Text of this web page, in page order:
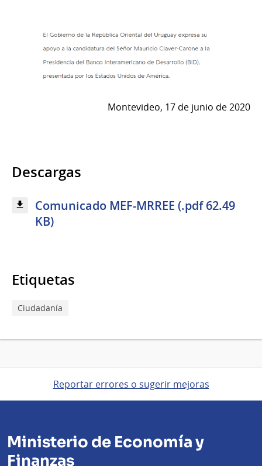
Montevideo, 17 de junio de 2020
Descargas
Comunicado MEF-MRREE (.pdf 62.49
KB)
Etiquetas
Ciudadanía
Reportar errores o sugerir mejoras
Ministerio de Economía y
Finanzas